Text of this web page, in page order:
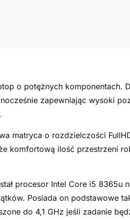
o potężnych komponentach.
zapewniając wysoki
matryca o rozdzielczości
komfortową ilość przestrzeni
procesor Intel Core i5 8365u
Posiada on podstawowe
do 4,1 GHz jeśli zadanie